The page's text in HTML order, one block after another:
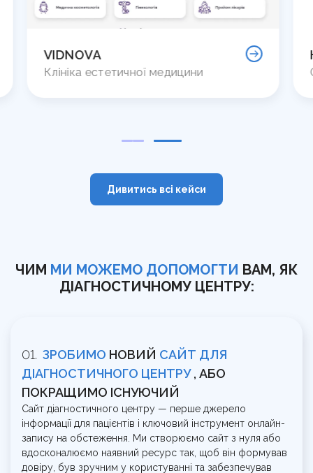
VIDNOVA
Клініка естетичної медицини
Дивитись всі кейси
ЧИМ МИ МОЖЕМО ДОПОМОГТИ ВАМ, ЯК
ДІАГНОСТИЧНОМУ ЦЕНТРУ:
ЗРОБИМО НОВИЙ САЙТ ДЛЯ
ДІАГНОСТИЧНОГО ЦЕНТРУ, АБО
ПОКРАЩИМО ІСНУЮЧИЙ
Сайт діагностичного центру — перше джерело
інформації для пацієнтів і ключовий інструмент онлайн-
запису на обстеження. Ми створюємо сайт з нуля або
вдосконалюємо наявний ресурс так, щоб він формував
довіру, був зручним у користуванні та забезпечував